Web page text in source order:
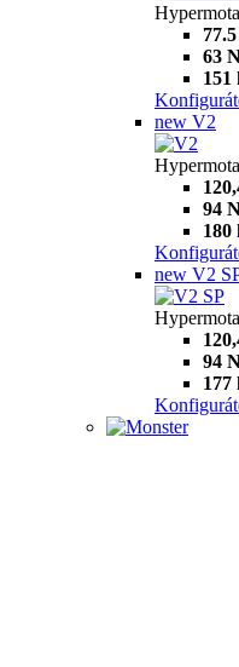
63
151
new V2
94
180
new V2
94
177